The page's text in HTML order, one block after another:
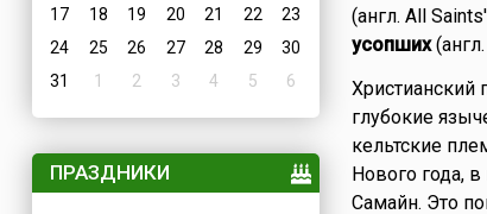
17
18 19 20 21 22
23
24
25 26 27 28 29
30
31
1 2 3 4 5 6
ПРАЗДНИКИ
(англ. All
усопших
Христианский
глубокие
кельтские
Нового года,
Самайн. Это